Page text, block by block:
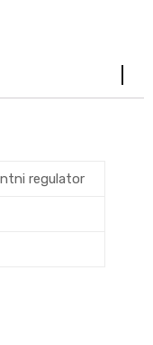
regulator